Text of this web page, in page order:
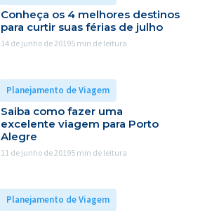
Conheça os 4 melhores destinos
para curtir suas férias de julho
14 de junho de 20195 min de leitura
Planejamento de Viagem
Saiba como fazer uma
excelente viagem para Porto
Alegre
11 de junho de 20195 min de leitura
Planejamento de Viagem